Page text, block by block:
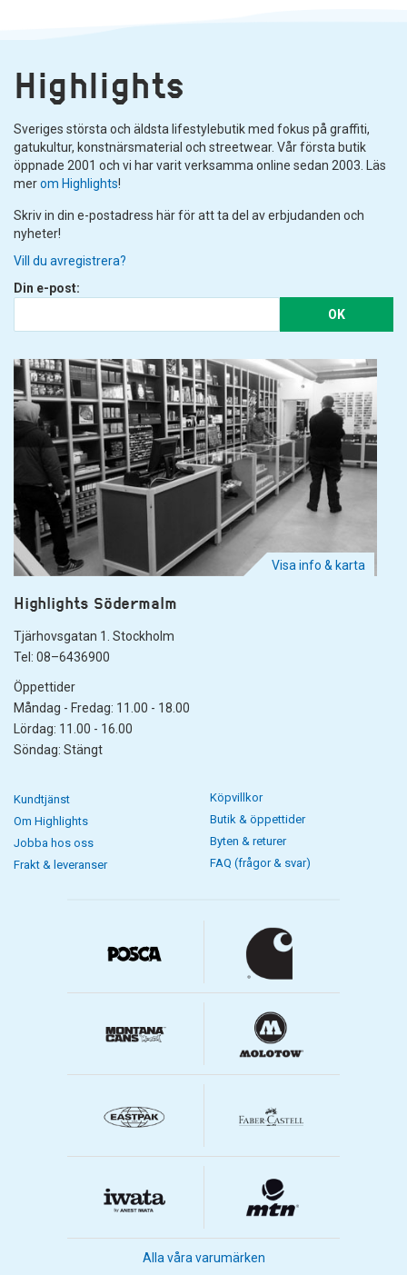
Highlights
Sveriges största och äldsta lifestylebutik med fokus på graffiti,
gatukultur, konstnärsmaterial och streetwear. Vår första butik
öppnade 2001 och vi har varit verksamma online sedan 2003. Läs
merom Highlights!
Skriv in din e-postadress här för att ta del av erbjudanden och
nyheter!
Vill du avregistrera?
Din e-post:
OK
Visa info & karta
Highlights Södermalm
Tjärhovsgatan 1. Stockholm
Tel: 08–6436900
Öppettider
Måndag - Fredag: 11.00 - 18.00
Lördag: 11.00 - 16.00
Söndag: Stängt
Kundtjänst
Om Highlights
Jobba hos oss
Frakt & leveranser
Köpvillkor
Butik & öppettider
Byten & returer
FAQ (frågor & svar)
Alla våra varumärken